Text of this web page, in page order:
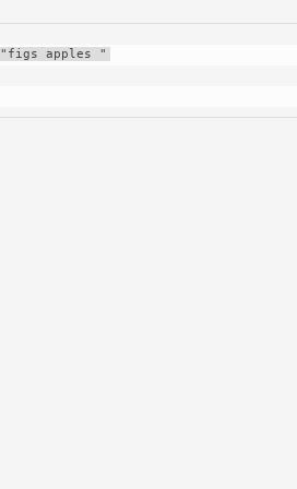
"figs apples "